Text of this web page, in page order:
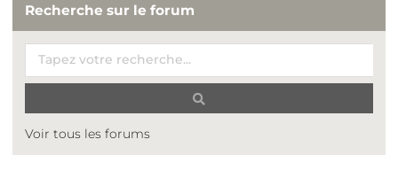
Recherche sur le forum
Voir tous les forums